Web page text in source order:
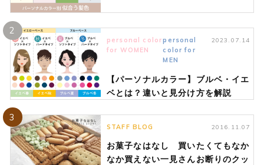
2
personal color
for WOMEN
personal
color for
MEN
2023.07.14
【パーソナルカラー】ブルベ・イエ
ベとは？違いと見分け方を解説
3
STAFF BLOG 2016.11.07
お菓子なはなし 買いたくてもなか
なか買えない一見さんお断りのクッ